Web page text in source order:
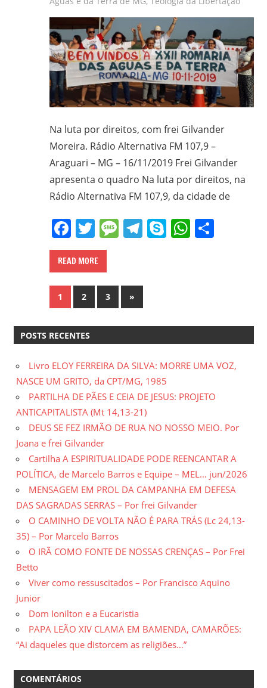
Na luta por direitos, com frei Gilvander
Moreira. Rádio Alternativa FM 107,9 –
Araguari – MG – 16/11/2019 Frei Gilvander
apresenta o quadro Na luta por direitos, na
Rádio Alternativa FM 107,9, da cidade de
Facebook
Twitter
Message
Telegram
SkypeShare
READ MORE
Paginação
posts
1 2 3
Next
Posts
»
POSTS RECENTES
Livro ELOY FERREIRA DA SILVA: MORRE UMA VOZ,
NASCE UM GRITO, da CPT/MG, 1985
PARTILHA DE PÃES E CEIA DE JESUS: PROJETO
ANTICAPITALISTA (Mt 14,13-21)
DEUS SE FEZ IRMÃO DE RUA NO NOSSO MEIO. Por
Joana e frei Gilvander
Cartilha A ESPIRITUALIDADE PODE REENCANTAR A
POLÍTICA, de Marcelo Barros e Equipe – MEL… jun/2026
MENSAGEM EM PROL DA CAMPANHA EM DEFESA
DAS SAGRADAS SERRAS – Por frei Gilvander
O CAMINHO DE VOLTA NÃO É PARA TRÁS (Lc 24,13-
35) – Por Marcelo Barros
O IRÃ COMO FONTE DE NOSSAS CRENÇAS – Por Frei
Betto
Viver como ressuscitados – Por Francisco Aquino
Junior
Dom Ionilton e a Eucaristia
PAPA LEÃO XIV CLAMA EM BAMENDA, CAMARÕES:
“Ai daqueles que distorcem as religiões…”
COMENTÁRIOS